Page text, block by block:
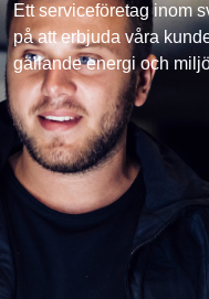
Ett serviceföretag inom
på att erbjuda våra
gällande energi och